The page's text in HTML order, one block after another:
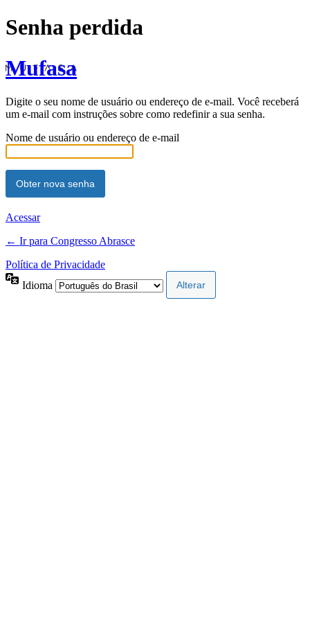
Senha perdida
Mufasa
Digite o seu nome de usuário ou endereço de e-mail. Você receberá
um e-mail com instruções sobre como redefinir a sua senha.
Nome de usuário ou endereço de e-mail
Acessar
← Ir para Congresso Abrasce
Política de Privacidade
Idioma